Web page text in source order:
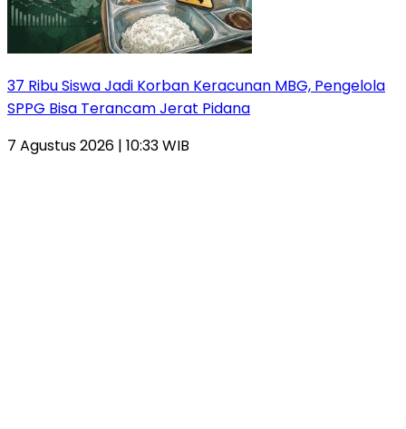
37 Ribu Siswa Jadi Korban Keracunan MBG, Pengelola
SPPG Bisa Terancam Jerat Pidana
7 Agustus 2026 | 10:33 WIB